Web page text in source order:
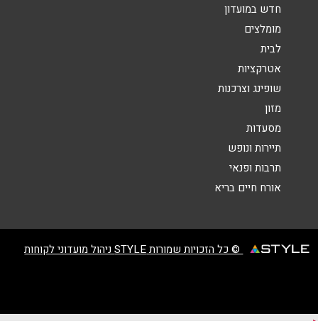
חדש במועדון
מומלצים
לבית
אטרקציות
שופינג וצרכנות
מזון
מסעדות
תיירות ונופש
תרבות ופנאי
אורח חיים בריא
© כל הזכויות שמורות STYLE ניהול מועדוני לקוחות